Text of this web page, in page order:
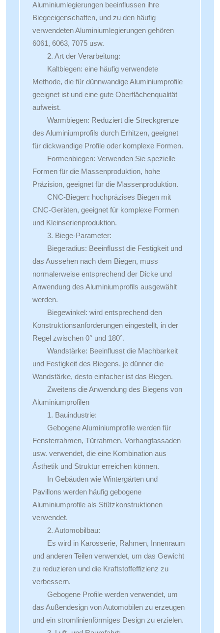
Aluminiumlegierungen beeinflussen ihre
Biegeeigenschaften, und zu den häufig
verwendeten Aluminiumlegierungen gehören
6061, 6063, 7075 usw.
2. Art der Verarbeitung:
Kaltbiegen: eine häufig verwendete
Methode, die für dünnwandige Aluminiumprofile
geeignet ist und eine gute Oberflächenqualität
aufweist.
Warmbiegen: Reduziert die Streckgrenze
des Aluminiumprofils durch Erhitzen, geeignet
für dickwandige Profile oder komplexe Formen.
Formenbiegen: Verwenden Sie spezielle
Formen für die Massenproduktion, hohe
Präzision, geeignet für die Massenproduktion.
CNC-Biegen: hochpräzises Biegen mit
CNC-Geräten, geeignet für komplexe Formen
und Kleinserienproduktion.
3. Biege-Parameter:
Biegeradius: Beeinflusst die Festigkeit und
das Aussehen nach dem Biegen, muss
normalerweise entsprechend der Dicke und
Anwendung des Aluminiumprofils ausgewählt
werden.
Biegewinkel: wird entsprechend den
Konstruktionsanforderungen eingestellt, in der
Regel zwischen 0° und 180°.
Wandstärke: Beeinflusst die Machbarkeit
und Festigkeit des Biegens, je dünner die
Wandstärke, desto einfacher ist das Biegen.
Zweitens die Anwendung des Biegens von
Aluminiumprofilen
1. Bauindustrie:
Gebogene Aluminiumprofile werden für
Fensterrahmen, Türrahmen, Vorhangfassaden
usw. verwendet, die eine Kombination aus
Ästhetik und Struktur erreichen können.
In Gebäuden wie Wintergärten und
Pavillons werden häufig gebogene
Aluminiumprofile als Stützkonstruktionen
verwendet.
2. Automobilbau:
Es wird in Karosserie, Rahmen, Innenraum
und anderen Teilen verwendet, um das Gewicht
zu reduzieren und die Kraftstoffeffizienz zu
verbessern.
Gebogene Profile werden verwendet, um
das Außendesign von Automobilen zu erzeugen
und ein stromlinienförmiges Design zu erzielen.